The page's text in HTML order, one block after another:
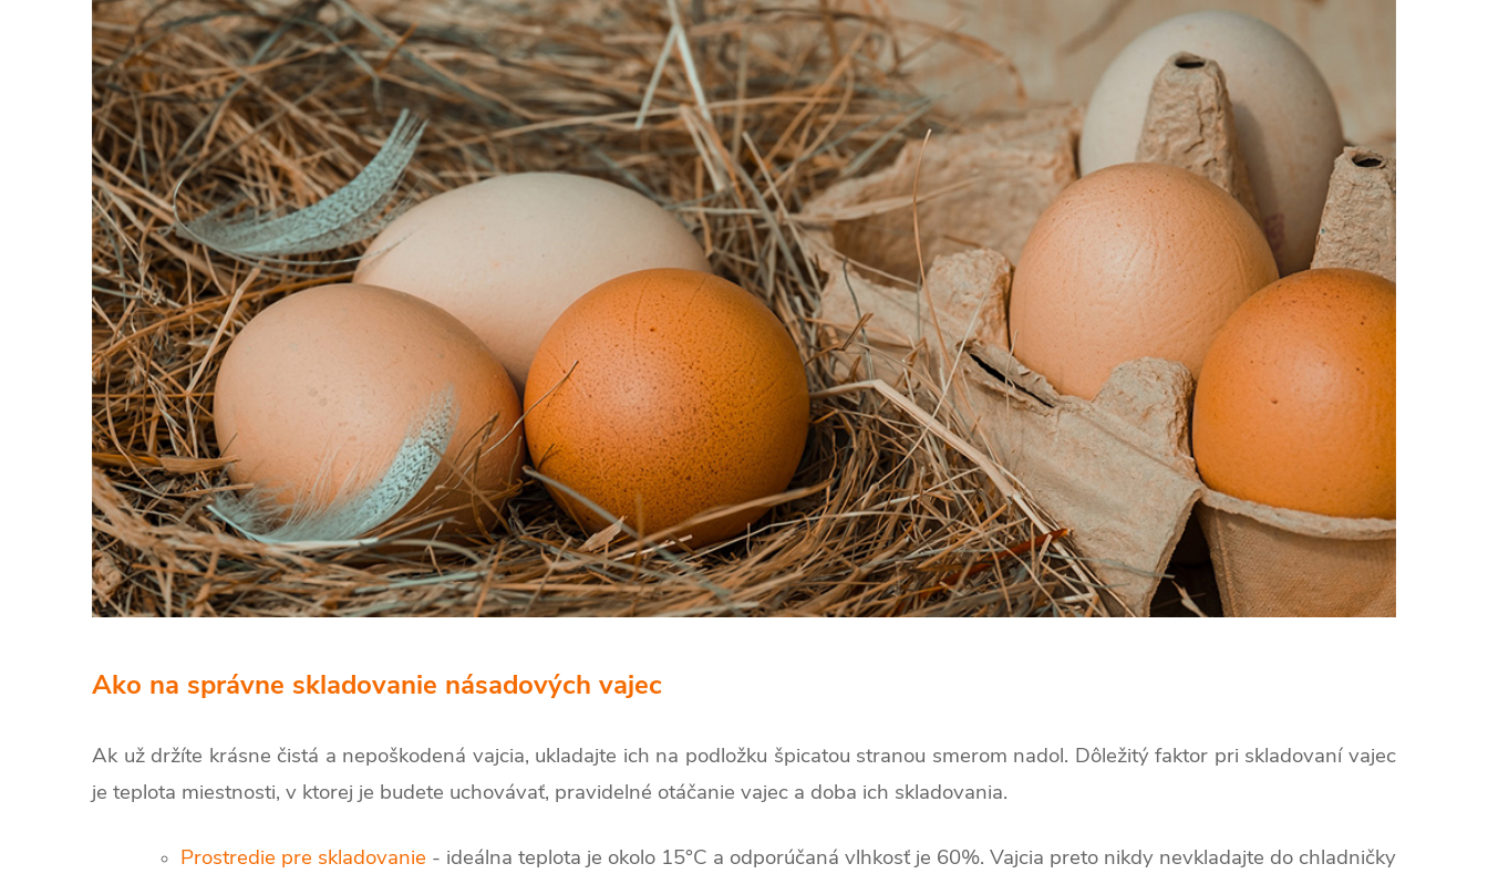
Ako na správne skladovanie násadových vajec
Ak už držíte krásne čistá a nepoškodená vajcia, ukladajte ich na podložku špicatou stranou smerom nadol. Dôležitý faktor pri skladovaní vajec
je teplota miestnosti, v ktorej je budete uchovávať, pravidelné otáčanie vajec a doba ich skladovania.
Prostredie pre skladovanie - ideálna teplota je okolo 15°C a odporúčaná vlhkosť je 60%. Vajcia preto nikdy nevkladajte do chladničky